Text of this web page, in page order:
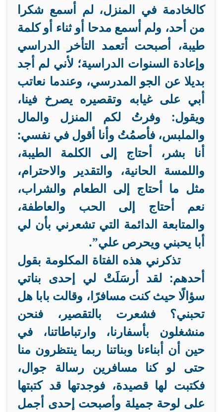
كالخادمة في المنزل، لم أسمع شكرا
من أحد، ولم أسمع مدحا أو ثناء أو كلمة
طيبة، أصبحت أتعمد التأخر الدراسي
وإعادة السنوات الدراسية؛ لأني لم أجد
بديلا عن الجو المدرسي، وعندما نعاتب
أبي على غيابه وتقصيره يصرخ فينا،
ويقول: وفرتُ لكم المنزل والمال
والملبس، فأصمُتُ وأنا أقول في نفسي:
أنا بشر، أحتاج إلى الكلمة الطيبة،
واللمسة الحانية، والتقدير والاحترام،
مثل ما أحتاج إلى الطعام والشراب،
نعم أحتاج إلى الحب والعاطفة،
والمتابعة الدائمة التي تشعرني بأن لي
أبا يحبني ويحرص علي”.
تذكرني هذه الفتاة المكلومة بقول
أحدهم: لقد أرسَلَتْ لي إحدى بناتي
سؤالًا حيث كنت مسافرًا، وقالت بابا هل
تحبني؟ فشعرت بالتقصير، فنحن
منشغلون بأسفارنا، وارتباطاتنا، في
حين أن أبناءنا وبناتنا ربما ينتظرون منا
حتى لو كنا مسافرين رسالة جوال،
فكتبت لها قصيدة، فوجدتها قد كتبتها
على لوحة جميلة وأصبحت إحدى أجمل